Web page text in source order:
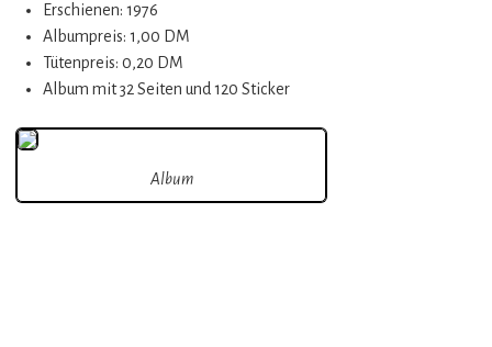
Erschienen: 1976
Albumpreis: 1,00 DM
Tütenpreis: 0,20 DM
Album mit 32 Seiten und 120 Sticker
Album